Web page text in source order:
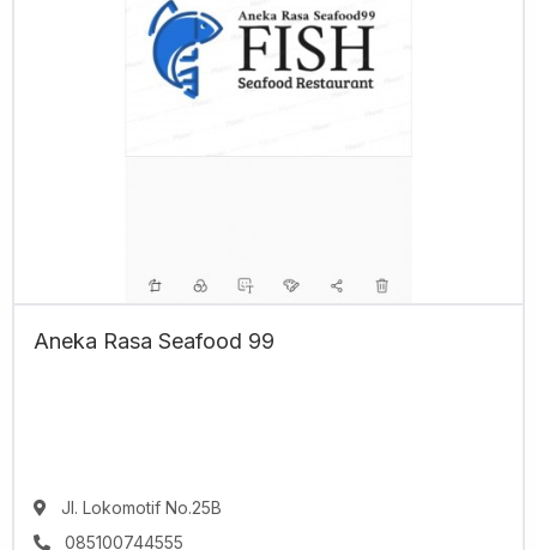
Aneka Rasa Seafood 99
Jl. Lokomotif No.25B
085100744555